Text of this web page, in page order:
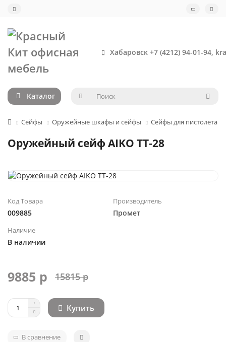
Хабаровск +7 (4212) 94-01-94,
Каталог
Сейфы Оружейные шкафы и сейфы Сейфы для пистолета
Оружейный сейф AIKO TT-28
Код Товара
009885
Производитель
Промет
Наличие
В наличии
9885 р 15815 р
Купить
В сравнение